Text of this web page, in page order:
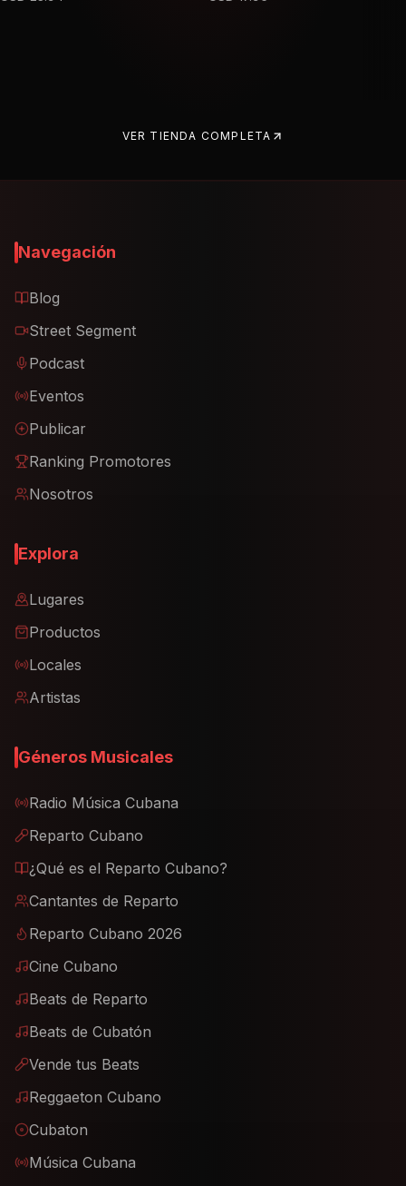
VER TIENDA COMPLETA
Navegación
Blog
Street Segment
Podcast
Eventos
Publicar
Ranking Promotores
Nosotros
Explora
Lugares
Productos
Locales
Artistas
Géneros Musicales
Radio Música Cubana
Reparto Cubano
¿Qué es el Reparto Cubano?
Cantantes de Reparto
Reparto Cubano 2026
Cine Cubano
Beats de Reparto
Beats de Cubatón
Vende tus Beats
Reggaeton Cubano
Cubaton
Música Cubana